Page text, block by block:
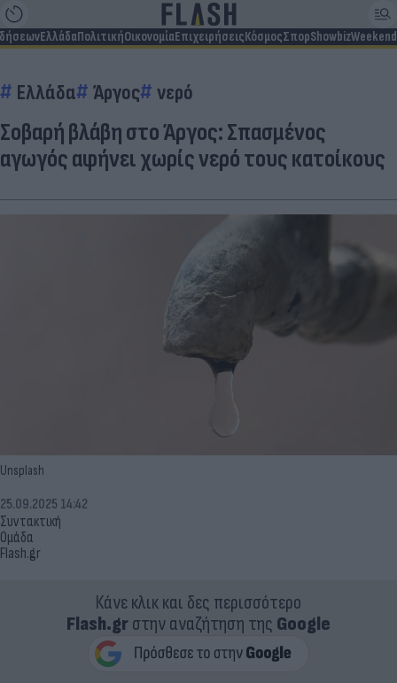
ΕλλάδαΠολιτικήΟικονομίαΕπιχειρήσειςΚόσμοςΣπορShowbizWeekend
Ελλάδα Άργος νερό
Σοβαρή βλάβη στο Άργος: Σπασμένος
αγωγός αφήνει χωρίς νερό τους κατοίκους
Unsplash
Συντακτική
Ομάδα
Flash.gr
25.09.2025 14:42
Κάνε κλικ και δες περισσότερο
Flash.grστην αναζήτηση της Google